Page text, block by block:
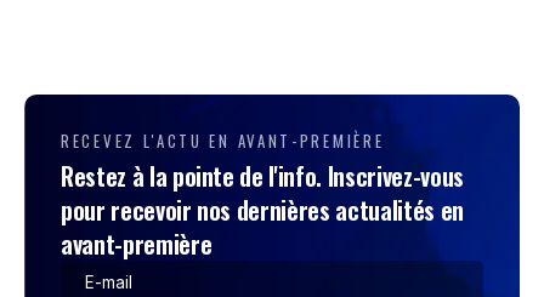
RECEVEZ L'ACTU EN AVANT-PREMIÈRE
Restez à la pointe de l'info. Inscrivez-vous
pour recevoir nos dernières actualités en
avant-première